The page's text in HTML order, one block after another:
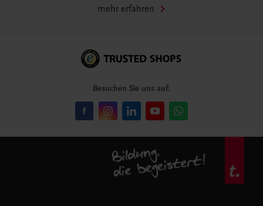
mehr erfahren
Besuchen Sie uns auf: